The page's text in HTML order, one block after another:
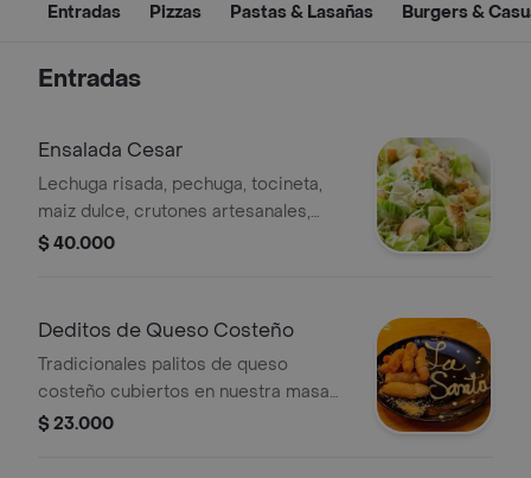
Entradas Pizzas Pastas & Lasañas Burgers &
Entradas
Ensalada Cesar
Lechuga risada, pechuga, tocineta,
maiz dulce, crutones artesanales,
salsa cesar de la casa, parmesano
$ 40.000
Deditos de Queso Costeño
Tradicionales palitos de queso
costeño cubiertos en nuestra masa
especial. Combo x 6 und.
$ 23.000